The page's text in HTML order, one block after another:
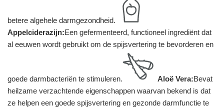
betere algehele darmgezondheid.
Appelciderazijn:Een gefermenteerd, functioneel ingrediënt dat
al eeuwen wordt gebruikt om de spijsvertering te bevorderen en
goede darmbacteriën te stimuleren. Aloë Vera:Bevat
heilzame verzachtende eigenschappen waarvan bekend is dat
ze helpen een goede spijsvertering en gezonde darmfunctie te